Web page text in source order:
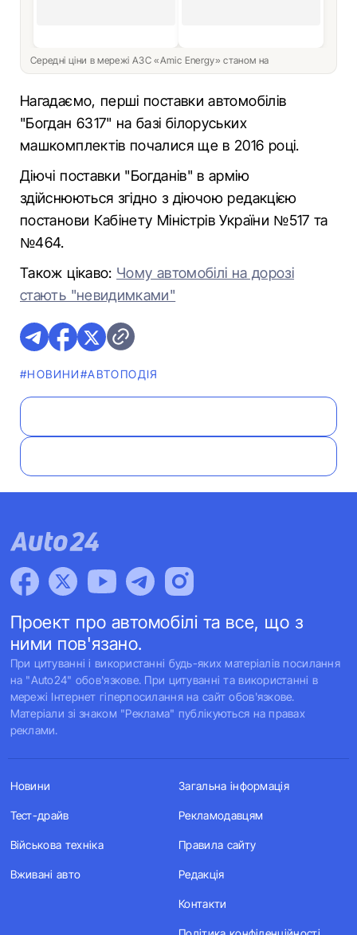
Середні ціни в мережі АЗС «Amic Energy» станом на
Нагадаємо, перші поставки автомобілів
"Богдан 6317" на базі білоруських
машкомплектів почалися ще в 2016 році.
Діючі поставки "Богданів" в армію
здійснюються згідно з діючою редакцією
постанови Кабінету Міністрів України №517 та
№464.
Також цікаво: Чому автомобілі на дорозі
стають "невидимками"
#НОВИНИ#АВТОПОДІЯ
Проект про автомобілі та все, що з
ними пов'язано.
При цитуванні і використанні будь-яких матеріалів посилання
на "Auto24" обов'язкове. При цитуванні та використанні в
мережі Інтернет гіперпосилання на сайт обов'язкове.
Матеріали зі знаком "Реклама" публікуються на правах
реклами.
Новини
Тест-драйв
Військова техніка
Вживані авто
Загальна інформація
Рекламодавцям
Правила сайту
Редакція
Контакти